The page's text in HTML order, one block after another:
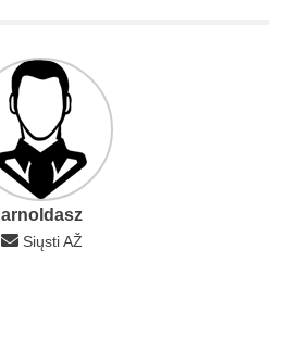
arnoldasz
Siųsti AŽ